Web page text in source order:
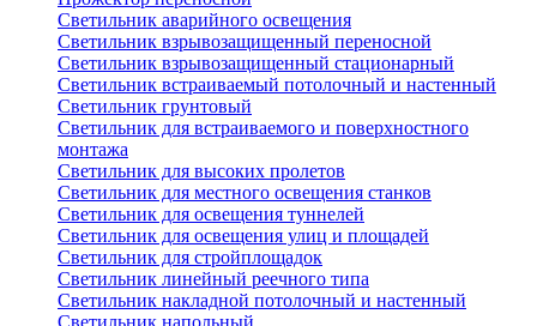
Светильник аварийного освещения
Светильник взрывозащищенный переносной
Светильник взрывозащищенный стационарный
Светильник встраиваемый потолочный и настенный
Светильник грунтовый
Светильник для встраиваемого и поверхностного
монтажа
Светильник для высоких пролетов
Светильник для местного освещения станков
Светильник для освещения туннелей
Светильник для освещения улиц и площадей
Светильник для стройплощадок
Светильник линейный реечного типа
Светильник накладной потолочный и настенный
Светильник напольный